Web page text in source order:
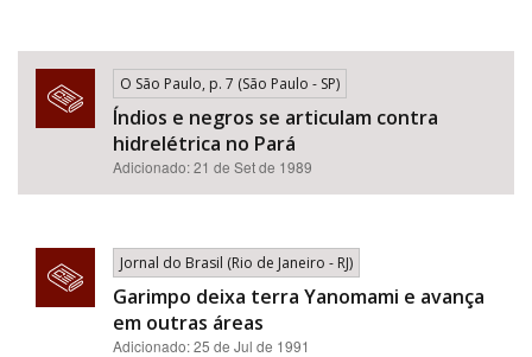
O São Paulo, p. 7 (São Paulo - SP)
Índios e negros se articulam contra
hidrelétrica no Pará
Adicionado: 21 de Set de 1989
Jornal do Brasil (Rio de Janeiro - RJ)
Garimpo deixa terra Yanomami e avança
em outras áreas
Adicionado: 25 de Jul de 1991